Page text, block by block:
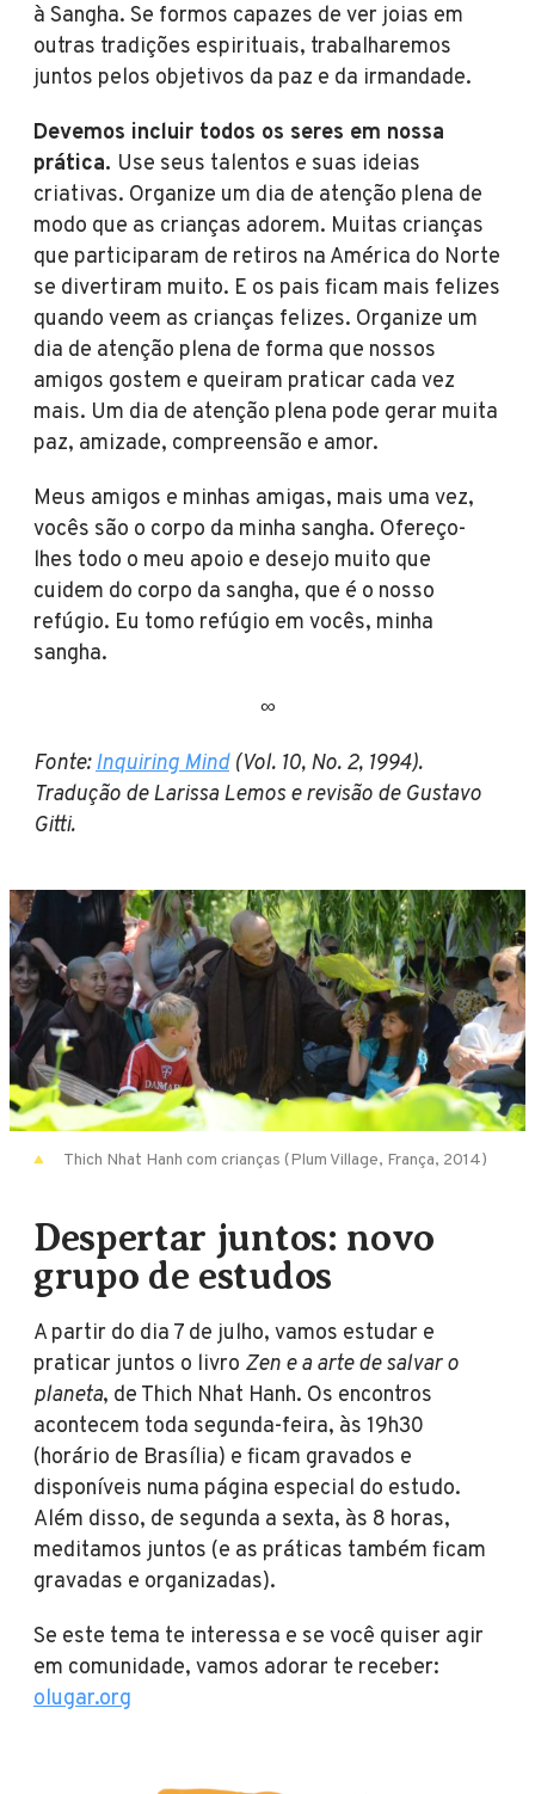
à Sangha. Se formos capazes de ver joias em
outras tradições espirituais, trabalharemos
juntos pelos objetivos da paz e da irmandade.
Devemos incluir todos os seres em nossa
prática. Use seus talentos e suas ideias
criativas. Organize um dia de atenção plena de
modo que as crianças adorem. Muitas crianças
que participaram de retiros na América do Norte
se divertiram muito. E os pais ficam mais felizes
quando veem as crianças felizes. Organize um
dia de atenção plena de forma que nossos
amigos gostem e queiram praticar cada vez
mais. Um dia de atenção plena pode gerar muita
paz, amizade, compreensão e amor.
Meus amigos e minhas amigas, mais uma vez,
vocês são o corpo da minha sangha. Ofereço-
lhes todo o meu apoio e desejo muito que
cuidem do corpo da sangha, que é o nosso
refúgio. Eu tomo refúgio em vocês, minha
sangha.
∞
Fonte:Inquiring Mind(Vol. 10, No. 2, 1994).
Tradução de Larissa Lemos e revisão de Gustavo
Gitti.
Thich Nhat Hanh com crianças (Plum Village, França, 2014)
Despertar juntos: novo
grupo de estudos
A partir do dia 7 de julho, vamos estudar e
praticar juntos o livro Zen e a arte de salvar o
planeta, de Thich Nhat Hanh. Os encontros
acontecem toda segunda-feira, às 19h30
(horário de Brasília) e ficam gravados e
disponíveis numa página especial do estudo.
Além disso, de segunda a sexta, às 8 horas,
meditamos juntos (e as práticas também ficam
gravadas e organizadas).
Se este tema te interessa e se você quiser agir
em comunidade, vamos adorar te receber:
olugar.org